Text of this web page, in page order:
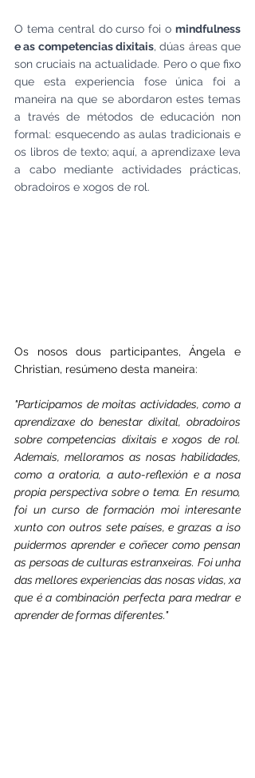
O tema central do curso foi o mindfulness
e as competencias dixitais, dúas áreas que
son cruciais na actualidade. Pero o que fixo
que esta experiencia fose única foi a
maneira na que se abordaron estes temas
a través de métodos de educación non
formal: esquecendo as aulas tradicionais e
os libros de texto; aquí, a aprendizaxe leva
a cabo mediante actividades prácticas,
obradoiros e xogos de rol.
Os nosos dous participantes, Ángela e
Christian, resúmeno desta maneira:
"Participamos de moitas actividades, como a
aprendizaxe do benestar dixital, obradoiros
sobre competencias dixitais e xogos de rol.
Ademais, melloramos as nosas habilidades,
como a oratoria, a auto-reflexión e a nosa
propia perspectiva sobre o tema. En resumo,
foi un curso de formación moi interesante
xunto con outros sete países, e grazas a iso
puidermos aprender e coñecer como pensan
as persoas de culturas estranxeiras. Foi unha
das mellores experiencias das nosas vidas, xa
que é a combinación perfecta para medrar e
aprender de formas diferentes."